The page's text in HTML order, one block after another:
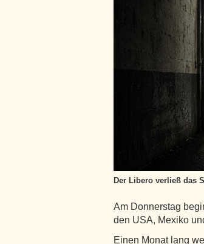
Der Libero verließ das
Am Donnerstag
den USA, Mexiko
Einen Monat lang